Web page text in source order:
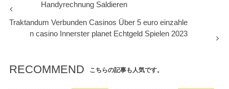
Handyrechnung Saldieren
Traktandum Verbunden Casinos Über 5 euro einzahle
n casino Innerster planet Echtgeld Spielen 2023
RECOMMEND こちらの記事も人気です。